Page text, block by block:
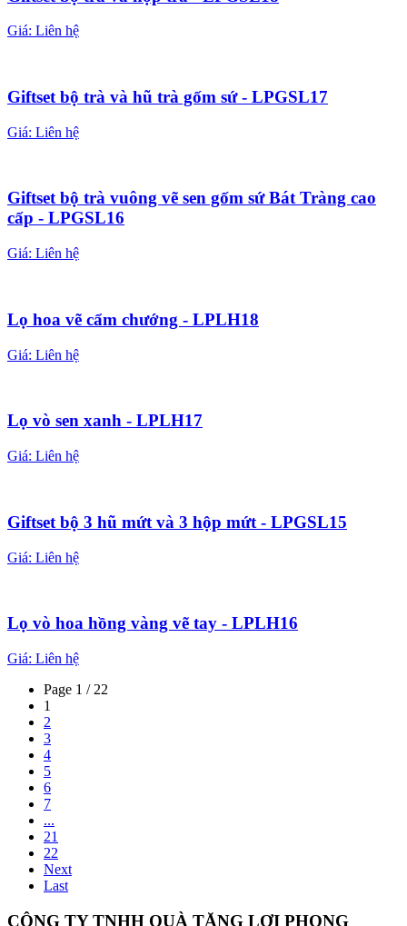
Giá: Liên hệ
Giftset bộ trà và hũ trà gốm sứ - LPGSL17
Giá: Liên hệ
Giftset bộ trà vuông vẽ sen gốm sứ Bát Tràng cao
cấp - LPGSL16
Giá: Liên hệ
Lọ hoa vẽ cẩm chướng - LPLH18
Giá: Liên hệ
Lọ vò sen xanh - LPLH17
Giá: Liên hệ
Giftset bộ 3 hũ mứt và 3 hộp mứt - LPGSL15
Giá: Liên hệ
Lọ vò hoa hồng vàng vẽ tay - LPLH16
Giá: Liên hệ
Page 1 / 22
1
2
3
4
5
6
7
...
21
22
Next
Last
CÔNG TY TNHH QUÀ TẶNG LỢI PHONG